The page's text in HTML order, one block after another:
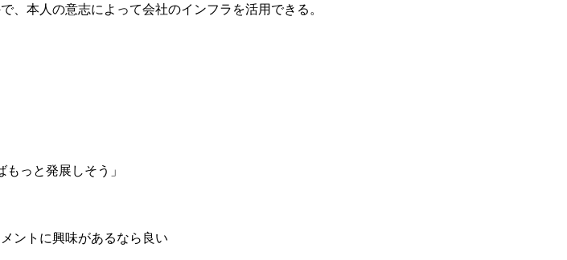
、本人の意志によって会社のインフラを活用できる。
っと発展しそう」
ントに興味があるなら良い